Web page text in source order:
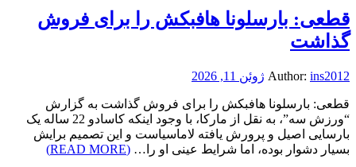
قطعی: بارسلونا هافبکش را برای فروش
گذاشت
Author: ins2012 ژوئن 11, 2026
قطعی: بارسلونا هافبکش را برای فروش گذاشت به گزارش
“ورزش سه”، به نقل از مارکا، با وجود اینکه کاسادو 22 ساله یک
بارسایی اصیل و پرورش یافته لاماسیاست و این تصمیم برایش
بسیار دشوار بوده، اما شرایط عینی او را… (READ MORE)